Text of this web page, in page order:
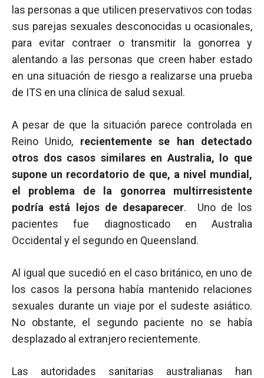
las personas a que utilicen preservativos con todas
sus parejas sexuales desconocidas u ocasionales,
para evitar contraer o transmitir la gonorrea y
alentando a las personas que creen haber estado
en una situación de riesgo a realizarse una prueba
de ITS en una clínica de salud sexual.
A pesar de que la situación parece controlada en
Reino Unido, recientemente se han detectado
otros dos casos similares en Australia, lo que
supone un recordatorio de que, a nivel mundial,
el problema de la gonorrea multirresistente
podría está lejos de desaparecer. Uno de los
pacientes fue diagnosticado en Australia
Occidental y el segundo en Queensland.
Al igual que sucedió en el caso británico, en uno de
los casos la persona había mantenido relaciones
sexuales durante un viaje por el sudeste asiático.
No obstante, el segundo paciente no se había
desplazado al extranjero recientemente.
Las autoridades sanitarias australianas han